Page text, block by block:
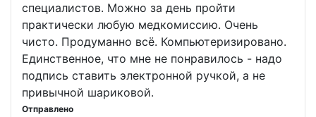
специалистов. Можно за день пройти
практически любую медкомиссию. Очень
чисто. Продуманно всё. Компьютеризировано.
Единственное, что мне не понравилось - надо
подпись ставить электронной ручкой, а не
привычной шариковой.
Отправлено